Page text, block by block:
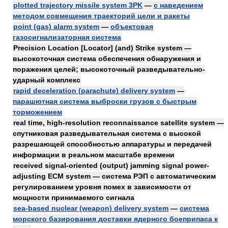
plotted trajectory missile system 3PK — с наведением
методом совмещения траекторий цели и ракеты
point (gas) alarm system — объектовая
газосигнализаторная система
Precision Location [Locator] (and) Strike system —
высокоточная система обеспечения обнаружения и
поражения целей; высокоточный разведывательно-
ударный комплекс
rapid deceleration (parachute) delivery system —
парашютная система выброски грузов с быстрым
торможением
real time, high-resolution reconnaissance satellite system —
спутниковая разведывательная система с высокой
разрешающей способностью аппаратуры и передачей
информации в реальном масштабе времени
received signal-oriented (output) jamming signal power-
adjusting ECM system — система РЭП с автоматическим
регулированием уровня помех в зависимости от
мощности принимаемого сигнала
sea-based nuclear (weapon) delivery system — система
морского базирования доставки ядерного боеприпаса к